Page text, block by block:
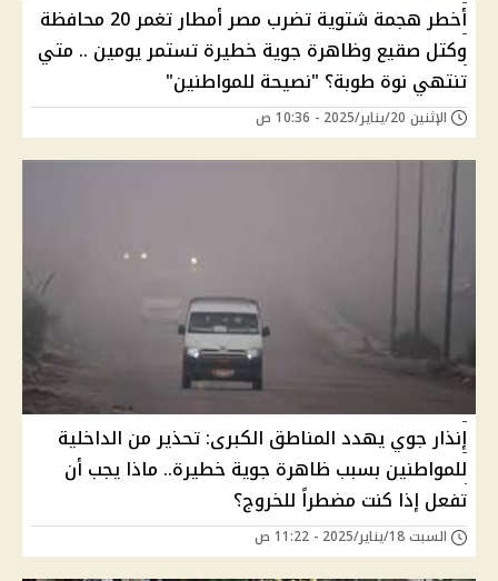
أخطر هجمة شتوية تضرب مصر أمطار تغمر 20 محافظة
وكتل صقيع وظاهرة جوية خطيرة تستمر يومين .. متي
تنتهي نوة طوبة؟ "نصيحة للمواطنين"
الإثنين 20/يناير/2025 - 10:36 ص
إنذار جوي يهدد المناطق الكبرى: تحذير من الداخلية
للمواطنين بسبب ظاهرة جوية خطيرة.. ماذا يجب أن
تفعل إذا كنت مضطراً للخروج؟
السبت 18/يناير/2025 - 11:22 ص